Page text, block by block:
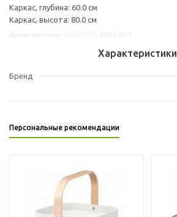
Каркас, глубина: 60.0 см
Каркас, высота: 80.0 см
Характеристики
Бренд
Персональные рекомендации